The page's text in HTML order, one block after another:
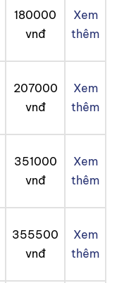
180000
vnđ
Xem
thêm
207000
vnđ
Xem
thêm
351000
vnđ
Xem
thêm
355500
vnđ
Xem
thêm